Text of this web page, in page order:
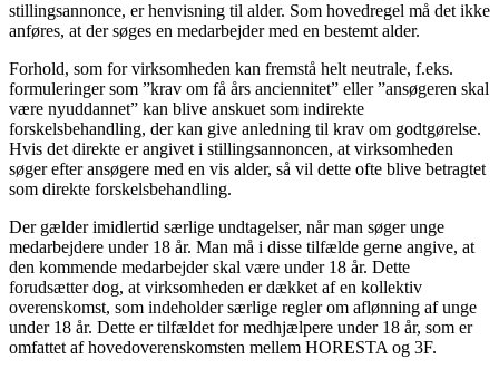
stillingsannonce, er henvisning til alder. Som hovedregel må det ikke
anføres, at der søges en medarbejder med en bestemt alder.
Forhold, som for virksomheden kan fremstå helt neutrale, f.eks.
formuleringer som ”krav om få års anciennitet” eller ”ansøgeren skal
være nyuddannet” kan blive anskuet som indirekte
forskelsbehandling, der kan give anledning til krav om godtgørelse.
Hvis det direkte er angivet i stillingsannoncen, at virksomheden
søger efter ansøgere med en vis alder, så vil dette ofte blive betragtet
som direkte forskelsbehandling.
Der gælder imidlertid særlige undtagelser, når man søger unge
medarbejdere under 18 år. Man må i disse tilfælde gerne angive, at
den kommende medarbejder skal være under 18 år. Dette
forudsætter dog, at virksomheden er dækket af en kollektiv
overenskomst, som indeholder særlige regler om aflønning af unge
under 18 år. Dette er tilfældet for medhjælpere under 18 år, som er
omfattet af hovedoverenskomsten mellem HORESTA og 3F.